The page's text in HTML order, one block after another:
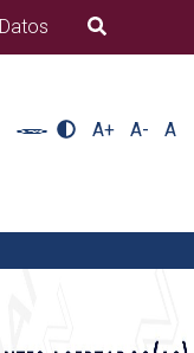
Datos B�squeda
A+ A- A